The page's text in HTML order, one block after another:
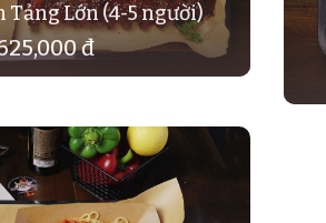
Tảng Lớn (4-5 người)
đ